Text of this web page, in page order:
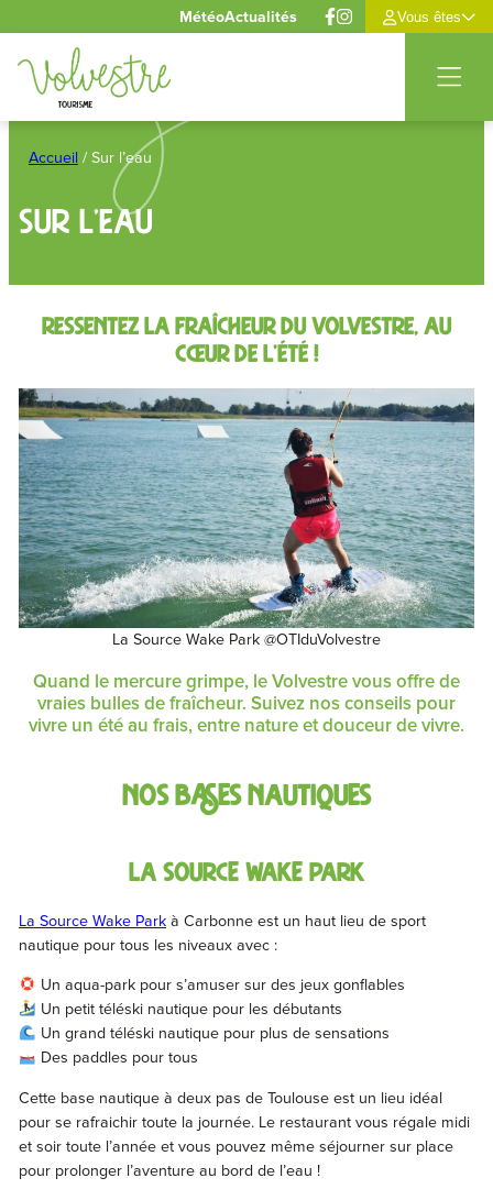
Panneau de gestion des cookies
MétéoActualités Vous êtes
Accueil / Sur l’eau
Sur l’eau
Ressentez la fraîcheur du Volvestre, au
cœur de l’été !
La Source Wake Park @OTIduVolvestre
Quand le mercure grimpe, le Volvestre vous offre de
vraies bulles de fraîcheur. Suivez nos conseils pour
vivre un été au frais, entre nature et douceur de vivre.
NOS BASES NAUTIQUES
LA SOURCE WAKE PARK
La Source Wake Parkà Carbonne est un haut lieu de sport
nautique pour tous les niveaux avec :
Un aqua-park pour s’amuser sur des jeux gonflables
Un petit téléski nautique pour les débutants
Un grand téléski nautique pour plus de sensations
Des paddles pour tous
Cette base nautique à deux pas de Toulouse est un lieu idéal
pour se rafraichir toute la journée. Le restaurant vous régale midi
et soir toute l’année et vous pouvez même séjourner sur place
pour prolonger l’aventure au bord de l’eau !